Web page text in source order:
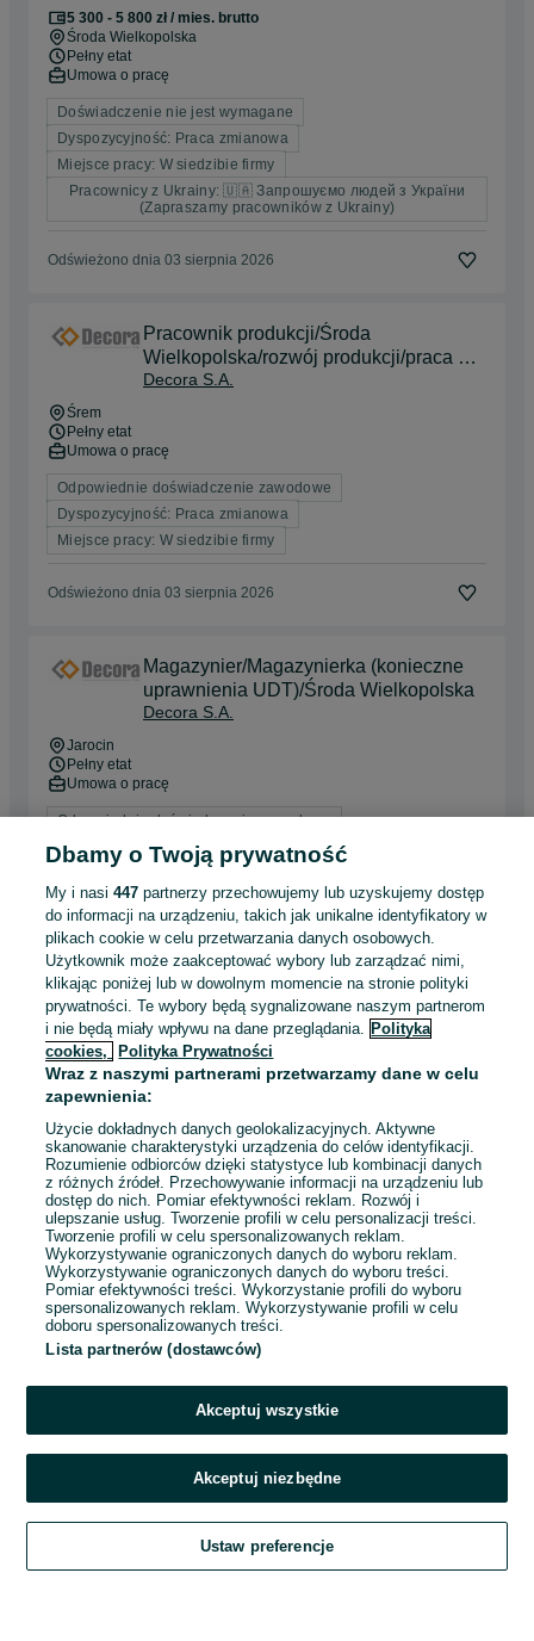
5 300 - 5 800 zł / mies. brutto
Środa Wielkopolska
Pełny etat
Umowa o pracę
Doświadczenie nie jest wymagane
Dyspozycyjność: Praca zmianowa
Miejsce pracy: W siedzibie firmy
Pracownicy z Ukrainy: 🇺🇦 Запрошуємо людей з України
(Zapraszamy pracowników z Ukrainy)
Odświeżono dnia 03 sierpnia 2026
Pracownik produkcji/Środa
Wielkopolska/rozwój produkcji/praca od
zaraz
Decora S.A.
Śrem
Pełny etat
Umowa o pracę
Odpowiednie doświadczenie zawodowe
Dyspozycyjność: Praca zmianowa
Miejsce pracy: W siedzibie firmy
Odświeżono dnia 03 sierpnia 2026
Magazynier/Magazynierka (konieczne
uprawnienia UDT)/Środa Wielkopolska
Decora S.A.
Jarocin
Pełny etat
Umowa o pracę
Odpowiednie doświadczenie zawodowe
Dyspozycyjność: Praca zmianowa
Odświeżono dnia 03 sierpnia 2026
Magazynier/Magazynierka (konieczne
uprawnienia UDT)/Środa Wielkopolska
Decora S.A.
Września
Pełny etat
Odpowiednie doświadczenie zawodowe
Dyspozycyjność: Praca zmianowa
Miejsce pracy: W siedzibie firmy
Odświeżono dnia 03 sierpnia 2026
1
Szukaj Obserwujesz Dodaj Czat Konto
Dbamy o Twoją prywatność
My i nasi447 partnerzy przechowujemy lub uzyskujemy dostęp
do informacji na urządzeniu, takich jak unikalne identyfikatory w
plikach cookie w celu przetwarzania danych osobowych.
Użytkownik może zaakceptować wybory lub zarządzać nimi,
klikając poniżej lub w dowolnym momencie na stronie polityki
prywatności. Te wybory będą sygnalizowane naszym partnerom
i nie będą miały wpływu na dane przeglądania. Polityka
cookies,
Polityka Prywatności
Wraz z naszymi partnerami przetwarzamy dane w celu
zapewnienia:
Użycie dokładnych danych geolokalizacyjnych. Aktywne
skanowanie charakterystyki urządzenia do celów identyfikacji.
Rozumienie odbiorców dzięki statystyce lub kombinacji danych
z różnych źródeł. Przechowywanie informacji na urządzeniu lub
dostęp do nich. Pomiar efektywności reklam. Rozwój i
ulepszanie usług. Tworzenie profili w celu personalizacji treści.
Tworzenie profili w celu spersonalizowanych reklam.
Wykorzystywanie ograniczonych danych do wyboru reklam.
Wykorzystywanie ograniczonych danych do wyboru treści.
Pomiar efektywności treści. Wykorzystanie profili do wyboru
spersonalizowanych reklam. Wykorzystywanie profili w celu
doboru spersonalizowanych treści.
Lista partnerów (dostawców)
Akceptuj wszystkie
Akceptuj niezbędne
Ustaw preferencje